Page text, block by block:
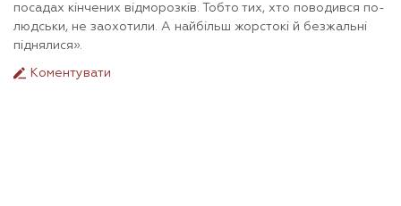
посадах кінчених відморозків. Тобто тих, хто поводився по-
людськи, не заохотили. А найбільш жорстокі й безжальні
піднялися».
Коментувати